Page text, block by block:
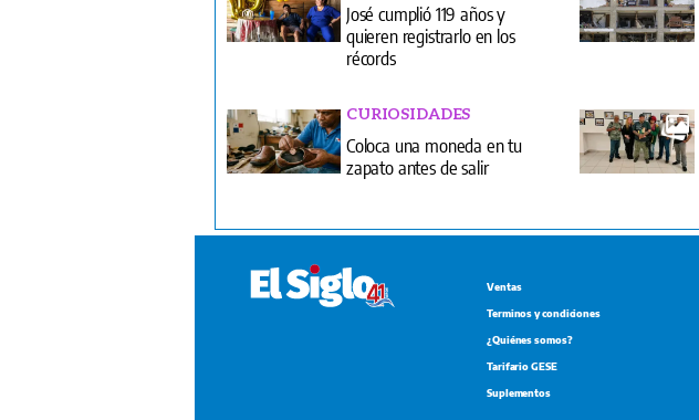
José cumplió 119 años y
quieren registrarlo en los
récords
CURIOSIDADES
Coloca una moneda en tu
zapato antes de salir
Ventas
Terminos y condiciones
¿Quiénes somos?
Tarifario GESE
Suplementos